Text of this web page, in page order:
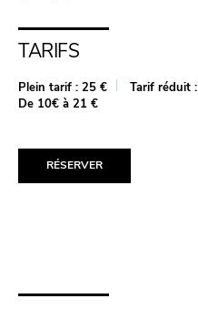
TARIFS
Plein tarif : 25 € Tarif réduit :
De 10€ à 21 €
RÉSERVER